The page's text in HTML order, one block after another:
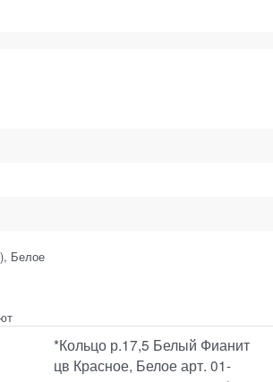
Белое
*Кольцо р.17,5 Белый Фианит
цв Красное, Белое арт. 01-